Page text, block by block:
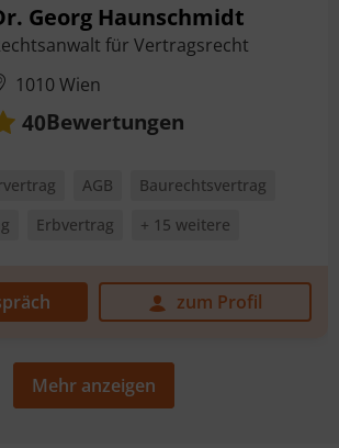
Georg Haunschmidt
für Vertragsrecht
1010 Wien
40Bewertungen
AGB
Baurechtsvertrag
Erbvertrag + 15 weitere
zum Profil
Mehr anzeigen